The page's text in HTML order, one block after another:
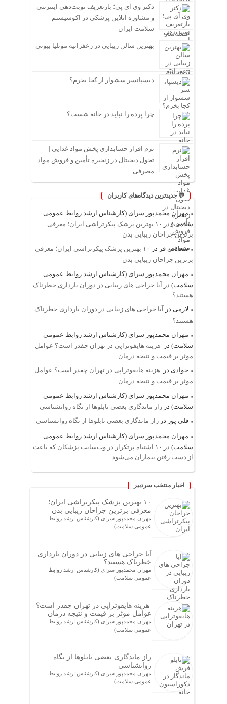
دکتر وی آی پی؛ بازتعریف نوبت‌دهی اینترنتی
و مشاوره آنلاین پزشکی در اکوسیستم
سلامت ایران
بهترین سالن زیبایی در زعفرانیه مونلیا بیوتی
دیسپانسر سشوار از کجا بخرم؟
چرا پرده را نباید در خانه شست؟
نرم افزار حسابداری پخش مواد غذایی |
تحول دیجیتال در زنجیره تأمین و فروش مواد
مصرفی
💬 جدیدترین دیدگاه‌های کاربران
مهران محمدپور سرای (کارشناس ارشد روابط عمومی
سلامت) در
۱۰ بهترین پزشک پیکرتراشی ایران؛ معرفی
برترین جراحان زیبایی بدن
سعادتی فر در
۱۰ بهترین پزشک پیکرتراشی ایران؛ معرفی
برترین جراحان زیبایی بدن
مهران محمدپور سرای (کارشناس ارشد روابط عمومی
سلامت) در
آیا جراحی های زیبایی در دوران بارداری خطرناک
هستند؟
لازمی در
آیا جراحی های زیبایی در دوران بارداری خطرناک
هستند؟
مهران محمدپور سرای (کارشناس ارشد روابط عمومی
سلامت) در
هزینه هایفوتراپی در تهران چقدر است؟ عوامل
موثر بر قیمت و نتیجه درمان
جوادی در
هزینه هایفوتراپی در تهران چقدر است؟ عوامل
موثر بر قیمت و نتیجه درمان
مهران محمدپور سرای (کارشناس ارشد روابط عمومی
سلامت) در راز ماندگاری بعضی تابلوها از نگاه روانشناسی
قلی پور در راز ماندگاری بعضی تابلوها از نگاه روانشناسی
مهران محمدپور سرای (کارشناس ارشد روابط عمومی
سلامت) در
۱۰ اشتباه پرتکرار در وب‌سایت پزشکان که باعث
از دست رفتن بیماران می‌شود
اخبار منتخب سردبیر
۱۰ بهترین پزشک پیکرتراشی ایران؛
معرفی برترین جراحان زیبایی بدن
مهران محمدپور سرای (کارشناس ارشد روابط
عمومی سلامت)
آیا جراحی های زیبایی در دوران بارداری
خطرناک هستند؟
مهران محمدپور سرای (کارشناس ارشد روابط
عمومی سلامت)
هزینه هایفوتراپی در تهران چقدر است؟
عوامل موثر بر قیمت و نتیجه درمان
مهران محمدپور سرای (کارشناس ارشد روابط
عمومی سلامت)
راز ماندگاری بعضی تابلوها از نگاه
روانشناسی
مهران محمدپور سرای (کارشناس ارشد روابط
عمومی سلامت)